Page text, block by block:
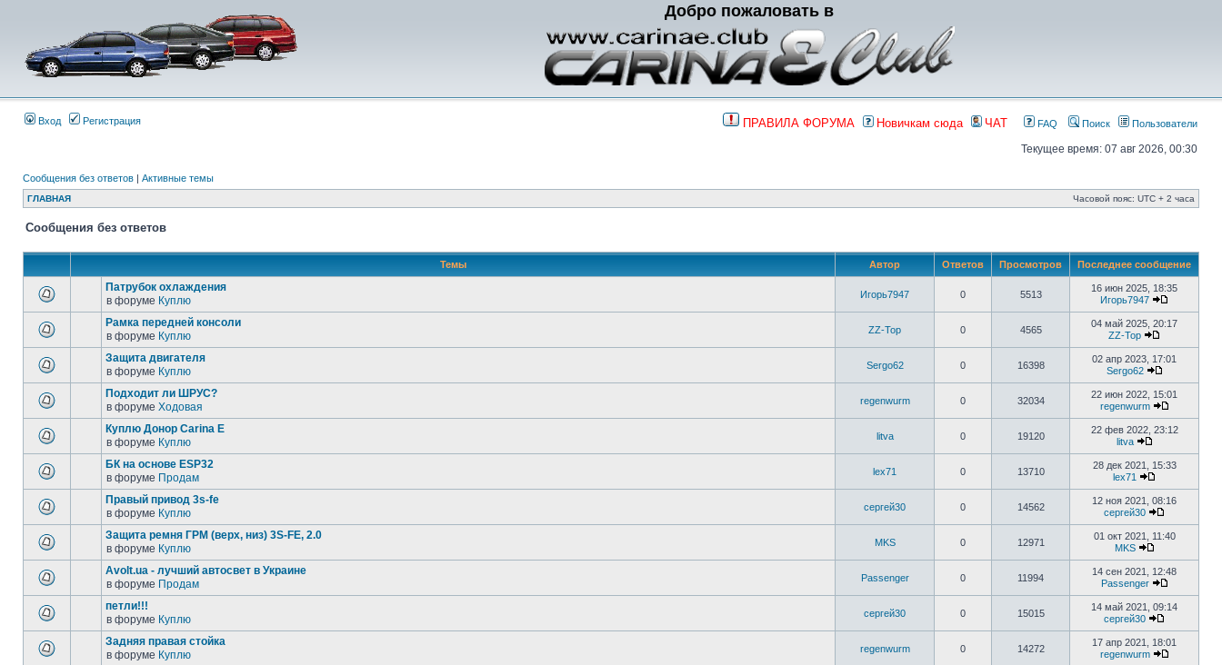
Добро пожаловать в
Вход Регистрация ПРАВИЛА ФОРУМА Новичкам сюда ЧАТ FAQ Поиск Пользователи
Текущее время: 07 авг 2026, 00:30
Сообщения без ответов | Активные темы
ГЛАВНАЯ Часовой пояс: UTC + 2 часа
Сообщения без ответов
Темы Автор Ответов Просмотров Последнее сообщение
Патрубок охлаждения
в форуме Куплю Игорь7947 0 5513
16 июн 2025, 18:35
Игорь7947
Рамка передней консоли
в форуме Куплю ZZ-Top 0 4565
04 май 2025, 20:17
ZZ-Top
Защита двигателя
в форуме Куплю Sergo62 0 16398
02 апр 2023, 17:01
Sergo62
Подходит ли ШРУС?
в форуме Ходовая regenwurm 0 32034
22 июн 2022, 15:01
regenwurm
Куплю Донор Carina E
в форуме Куплю litva 0 19120
22 фев 2022, 23:12
litva
БК на основе ESP32
в форуме Продам lex71 0 13710
28 дек 2021, 15:33
lex71
Правый привод 3s-fe
в форуме Куплю сергей30 0 14562
12 ноя 2021, 08:16
сергей30
Защита ремня ГРМ (верх, низ) 3S-FE, 2.0
в форуме Куплю MKS 0 12971
01 окт 2021, 11:40
MKS
Avolt.ua - лучший автосвет в Украине
в форуме Продам Passenger 0 11994
14 сен 2021, 12:48
Passenger
петли!!!
в форуме Куплю сергей30 0 15015
14 май 2021, 09:14
сергей30
Задняя правая стойка
в форуме Куплю regenwurm 0 14272
17 апр 2021, 18:01
regenwurm